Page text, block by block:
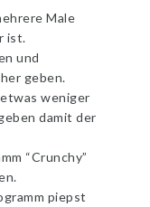
Male
ist.
und
geben.
weniger
damit der
“Crunchy”
piepst